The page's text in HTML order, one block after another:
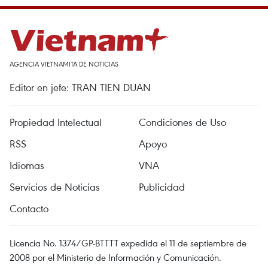
AGENCIA VIETNAMITA DE NOTICIAS
Editor en jefe: TRAN TIEN DUAN
Propiedad Intelectual
Condiciones de Uso
RSS
Apoyo
Idiomas
VNA
Servicios de Noticias
Publicidad
Contacto
Licencia No. 1374/GP-BTTTT expedida el 11 de septiembre de
2008 por el Ministerio de Información y Comunicación.